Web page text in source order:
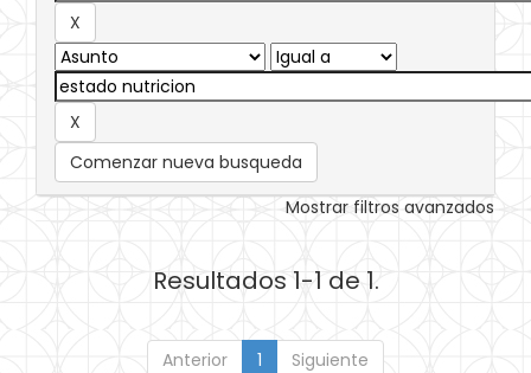
Comenzar nueva busqueda
Mostrar filtros avanzados
Resultados 1-1 de 1.
Anterior 1 Siguiente